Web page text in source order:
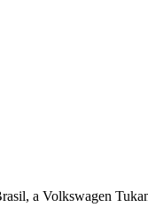
a Volkswagen